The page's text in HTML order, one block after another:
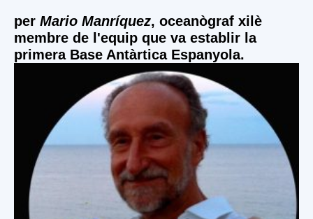
per Mario Manríquez, oceanògraf xilè
membre de l'equip que va establir la
primera Base Antàrtica Espanyola.